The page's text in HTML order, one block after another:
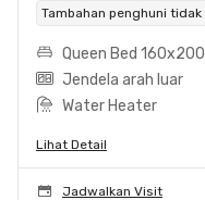
Tambahan penghuni
Queen Bed
Jendela arah luar
Water Heater
Lihat Detail
Jadwalkan Visit